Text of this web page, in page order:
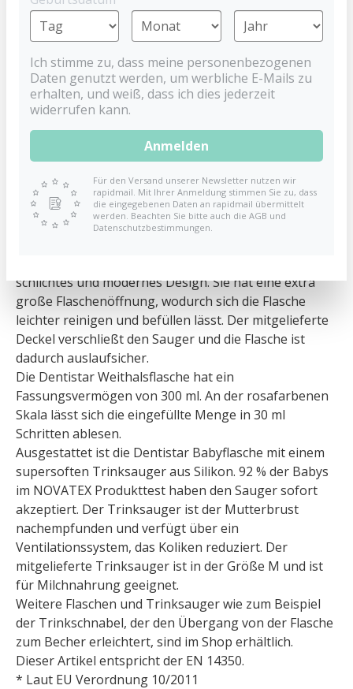
Preise inkl. MwSt. zzgl. Versandkosten
Weithalsflasche
mit Silikonflaschensauger in natürlicher Form
92% Sauger-Akzeptanz
Material: Kunststoff
Made in Germany
BPA frei*
Dentistar Babyflasche in Rosa
schlichtes und modernes Design. Sie hat eine extra
große Flaschenöffnung, wodurch sich die Flasche
leichter reinigen und befüllen lässt. Der mitgelieferte
Deckel verschließt den Sauger und die Flasche ist
dadurch auslaufsicher.
Die Dentistar Weithalsflasche hat ein
Fassungsvermögen von 300 ml. An der rosafarbenen
Skala lässt sich die eingefüllte Menge in 30 ml
Schritten ablesen.
Ausgestattet ist die Dentistar Babyflasche mit einem
supersoften Trinksauger aus Silikon. 92 % der Babys
im NOVATEX Produkttest haben den Sauger sofort
akzeptiert. Der Trinksauger ist der Mutterbrust
nachempfunden und verfügt über ein
Ventilationssystem, das Koliken reduziert. Der
mitgelieferte Trinksauger ist in der Größe M und ist
für Milchnahrung geeignet.
Weitere Flaschen und Trinksauger wie zum Beispiel
der Trinkschnabel, der den Übergang von der Flasche
zum Becher erleichtert, sind im Shop erhältlich.
Dieser Artikel entspricht der EN 14350.
* Laut EU Verordnung 10/2011
Ich stimme zu, dass meine personenbezogenen
Daten genutzt werden, um werbliche E-Mails zu
erhalten, und weiß, dass ich dies jederzeit
widerrufen kann.
Anmelden
Für den Versand unserer Newsletter nutzen wir
rapidmail. Mit Ihrer Anmeldung stimmen Sie zu, dass
die eingegebenen Daten an rapidmail übermittelt
werden. Beachten Sie bitte auch die AGB und
Datenschutzbestimmungen.